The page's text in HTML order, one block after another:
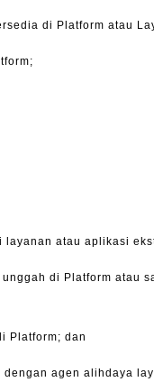
di Platform atau
atau aplikasi
di Platform atau
Platform; dan
agen alihdaya